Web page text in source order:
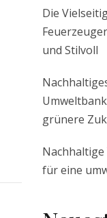
Die
und Stilvoll
grünere
für eine